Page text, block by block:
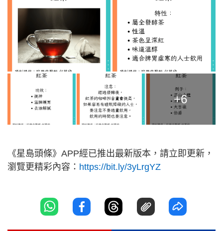
+6
《星島頭條》APP經已推出最新版本，請立即更新，
瀏覽更精彩內容： https://bit.ly/3yLrgYZ